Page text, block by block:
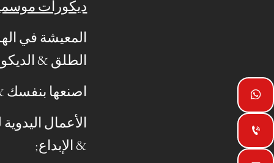
ديكورات
المعيشة في
الطلق &
اصنعها بنفسك
الأعمال
& الإبداع;

